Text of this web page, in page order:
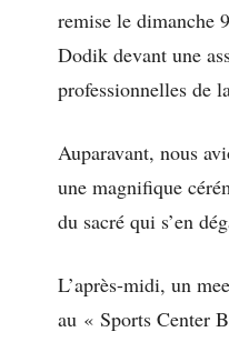
remise le dimanche
Dodik devant une
professionnelles de
Auparavant, nous
une magnifique
du sacré qui s’en
L’après-midi, un
au « Sports Center